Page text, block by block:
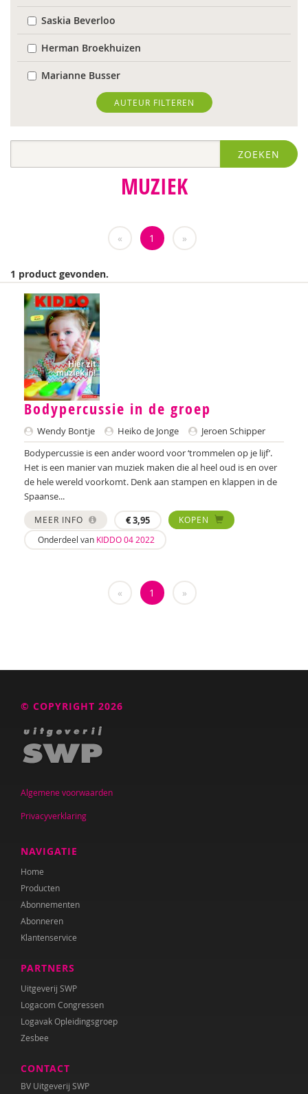
Saskia Beverloo
Herman Broekhuizen
Marianne Busser
Marja van Delden
Wieteke van Dort
Karin van der Meulen
Leontien Noorlander
Félice van der Sande
Félice van de Sande
Jeroen Schipper
Ron Schröder
Esther Smid
Molly Tellegen-Voûte
Diana Turkenburg-de Haan
Wesley Verboom
Wouter Verhage
Tineke Vlaming
Hermien Wiechers
AUTEUR FILTEREN
ZOEKEN
MUZIEK
« 1 »
1 product gevonden.
Bodypercussie in de groep
Wendy Bontje Heiko de Jonge
Jeroen Schipper
Bodypercussie is een ander woord voor ‘trommelen op je lijf’.
Het is een manier van muziek maken die al heel oud is en over
de hele wereld voorkomt. Denk aan stampen en klappen in de
Spaanse...
MEER INFO €3,95
KOPEN
Onderdeel van KIDDO 04 2022
« 1 »
© COPYRIGHT 2026
Algemene voorwaarden
Privacyverklaring
NAVIGATIE
Home
Producten
Abonnementen
Abonneren
Klantenservice
PARTNERS
Uitgeverij SWP
Logacom Congressen
Logavak Opleidingsgroep
Zesbee
CONTACT
BV Uitgeverij SWP